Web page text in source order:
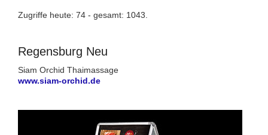
Zugriffe heute: 74 - gesamt: 1043.
Regensburg Neu
Siam Orchid Thaimassage
www.siam-orchid.de